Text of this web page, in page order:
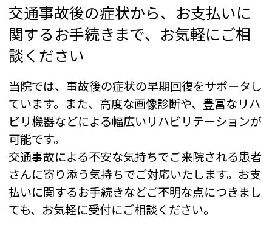
※急患対応や混雑状
況により、ご予約の
お時間どおりにお呼
びできない場合があ
ります。
※ご予約時間から15
分以上超過されます
と、ご予約をキャン
セルさせていただき
ますので、お時間に
交通事故後の症状から、お支払いに
関するお手続きまで、お気軽にご相
談ください
当院では、事故後の症状の早期回復をサポータし
ています。また、高度な画像診断や、豊富なリハ
ビリ機器などによる幅広いリハビリテーションが
可能です。
交通事故による不安な気持ちでご来院される患者
さんに寄り添う気持ちでご対応いたします。お支
払いに関するお手続きなどご不明な点につきまし
ても、お気軽に受付にご相談ください。